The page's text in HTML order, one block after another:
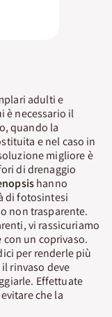
adulti e
è necessario il
quando la
e nel caso in
migliore è
di drenaggio
hanno
di fotosintesi
non trasparente.
vi rassicuriamo
con un coprivaso.
per renderle più
rinvaso deve
Effettuate
che la